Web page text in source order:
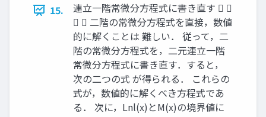
15.
連立一階常微分方程式に書き直す  
  二階の常微分方程式を直接，数値
的に解くことは 難しい． 従って，二
階の常微分方程式を，二元連立一階
常微分方程式に書き直す．すると，
次の二つの式 が得られる． これらの
式が，数値的に解くべき方程式であ
る． 次に，Lnl(x)とM(x)の境界値に